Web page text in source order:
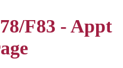
F83 - Appt